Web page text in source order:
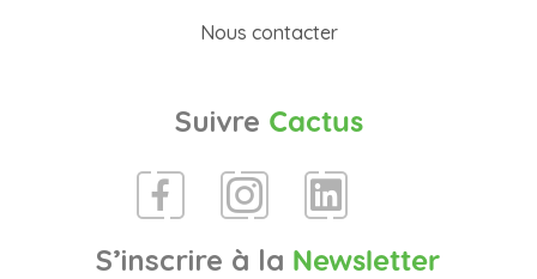
Nous contacter
Suivre Cactus
S’inscrire à la Newsletter